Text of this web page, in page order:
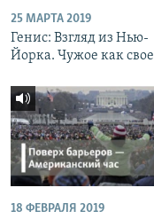
25 МАРТА 2019
Генис: Взгляд из Нью-
Йорка. Чужое как свое
18 ФЕВРАЛЯ 2019